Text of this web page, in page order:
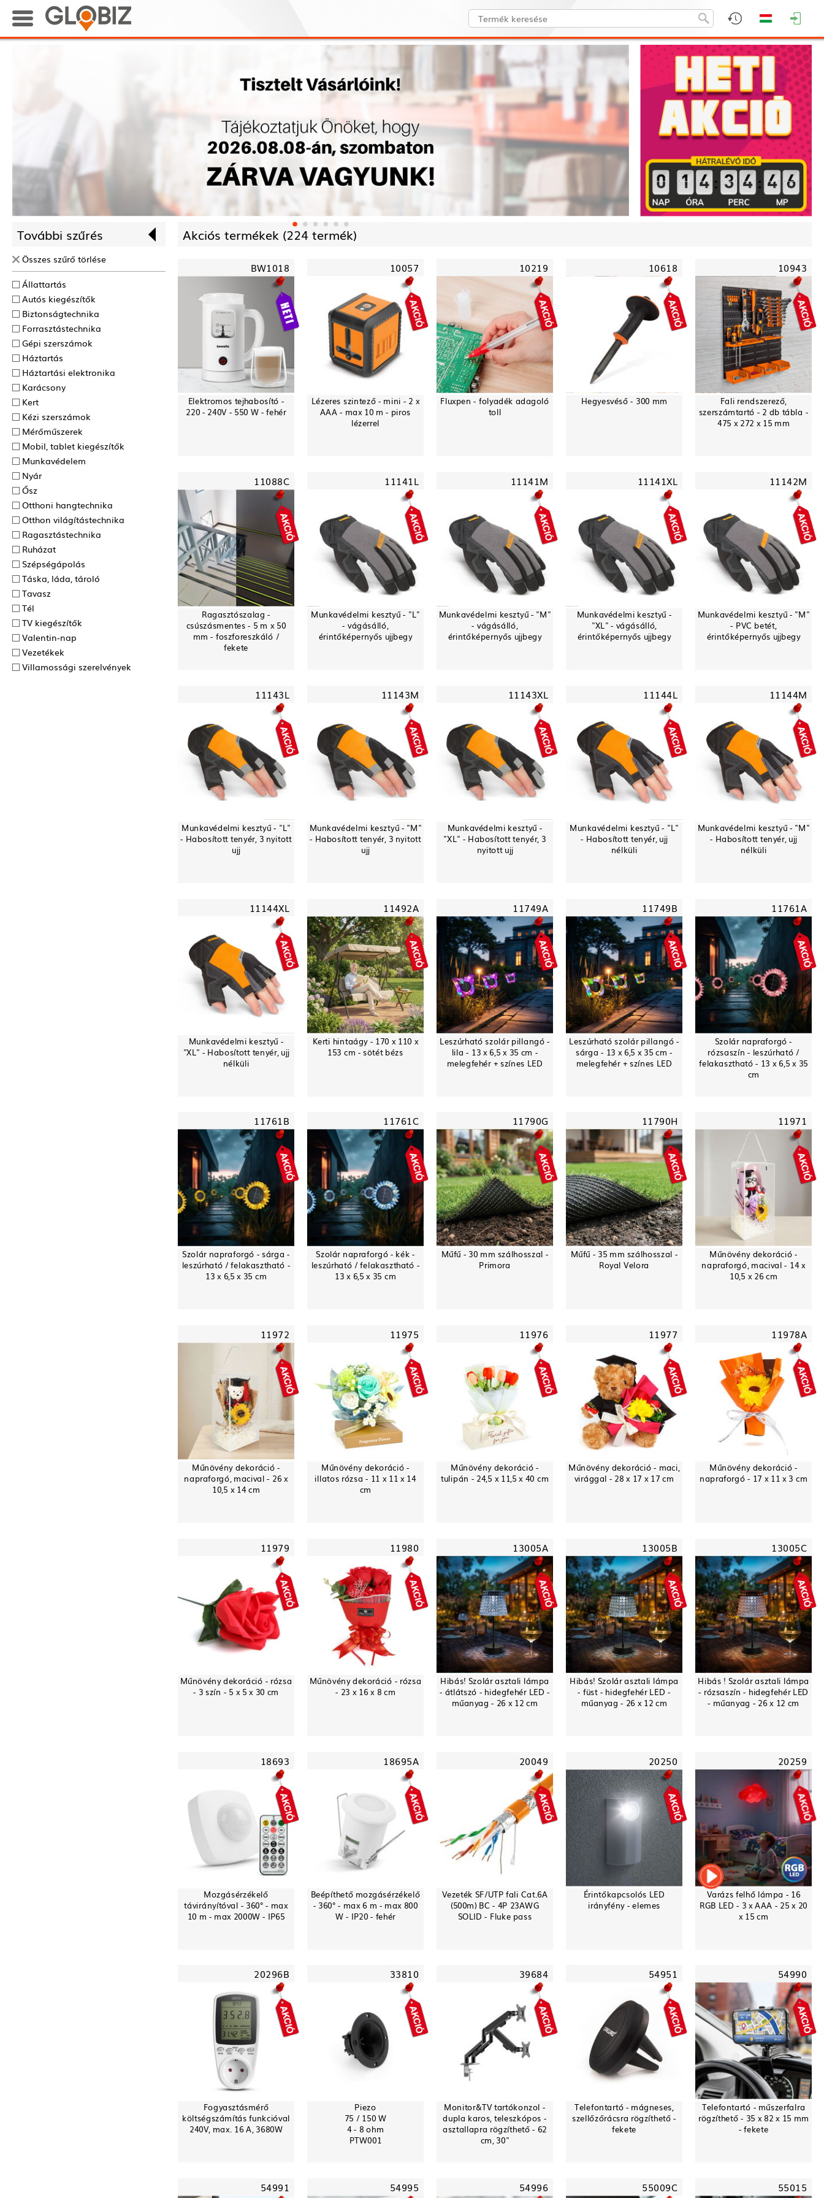
: :
További szűrés
Összes szűrő törlése
Állattartás
Autós kiegészítők
Biztonságtechnika
Forrasztás­technika
Gépi szerszámok
Háztartás
Háztartási elektronika
Karácsony
Kert
Kézi szerszámok
Mérőműszerek
Mobil, tablet kiegészítők
Munkavédelem
Nyár
Ősz
Otthoni hangtechnika
Otthon világítástechnika
Ragasztás­technika
Ruházat
Szépségápolás
Táska, láda, tároló
Tavasz
Tél
TV kiegészítők
Valentin-nap
Vezetékek
Villamossági szerelvények
Akciós termékek (224 termék)
BW1018
Elektromos tejhabosító -
220 - 240V - 550 W - fehér
10057
Lézeres szintező - mini - 2 x
AAA - max 10 m - piros
lézerrel
10219
Fluxpen - folyadék adagoló
toll
10618
Hegyesvéső - 300 mm
10943
Fali rendszerező,
szerszámtartó - 2 db tábla -
475 x 272 x 15 mm
11088C
Ragasztószalag -
csúszásmentes - 5 m x 50
mm - foszforeszkáló /
fekete
11141L
Munkavédelmi kesztyű - "L"
- vágásálló,
érintőképernyős ujjbegy
11141M
Munkavédelmi kesztyű - "M"
- vágásálló,
érintőképernyős ujjbegy
11141XL
Munkavédelmi kesztyű -
"XL" - vágásálló,
érintőképernyős ujjbegy
11142M
Munkavédelmi kesztyű - "M"
- PVC betét,
érintőképernyős ujjbegy
11143L
Munkavédelmi kesztyű - "L"
- Habosított tenyér, 3 nyitott
ujj
11143M
Munkavédelmi kesztyű - "M"
- Habosított tenyér, 3 nyitott
ujj
11143XL
Munkavédelmi kesztyű -
"XL" - Habosított tenyér, 3
nyitott ujj
11144L
Munkavédelmi kesztyű - "L"
- Habosított tenyér, ujj
nélküli
11144M
Munkavédelmi kesztyű - "M"
- Habosított tenyér, ujj
nélküli
11144XL
Munkavédelmi kesztyű -
"XL" - Habosított tenyér, ujj
nélküli
11492A
Kerti hintaágy - 170 x 110 x
153 cm - sötét bézs
11749A
Leszúrható szolár pillangó -
lila - 13 x 6,5 x 35 cm -
melegfehér + színes LED
11749B
Leszúrható szolár pillangó -
sárga - 13 x 6,5 x 35 cm -
melegfehér + színes LED
11761A
Szolár napraforgó -
rózsaszín - leszúrható /
felakasztható - 13 x 6,5 x 35
cm
11761B
Szolár napraforgó - sárga -
leszúrható / felakasztható -
13 x 6,5 x 35 cm
11761C
Szolár napraforgó - kék -
leszúrható / felakasztható -
13 x 6,5 x 35 cm
11790G
Műfű - 30 mm szálhosszal -
Primora
11790H
Műfű - 35 mm szálhosszal -
Royal Velora
11971
Műnövény dekoráció -
napraforgó, macival - 14 x
10,5 x 26 cm
11972
Műnövény dekoráció -
napraforgó, macival - 26 x
10,5 x 14 cm
11975
Műnövény dekoráció -
illatos rózsa - 11 x 11 x 14
cm
11976
Műnövény dekoráció -
tulipán - 24,5 x 11,5 x 40 cm
11977
Műnövény dekoráció - maci,
virággal - 28 x 17 x 17 cm
11978A
Műnövény dekoráció -
napraforgó - 17 x 11 x 3 cm
11979
Műnövény dekoráció - rózsa
- 3 szín - 5 x 5 x 30 cm
11980
Műnövény dekoráció - rózsa
- 23 x 16 x 8 cm
13005A
Hibás! Szolár asztali lámpa
- átlátszó - hidegfehér LED -
műanyag - 26 x 12 cm
13005B
Hibás! Szolár asztali lámpa
- füst - hidegfehér LED -
műanyag - 26 x 12 cm
13005C
Hibás ! Szolár asztali lámpa
- rózsaszín - hidegfehér LED
- műanyag - 26 x 12 cm
18693
Mozgásérzékelő
távirányítóval - 360° - max
10 m - max 2000W - IP65
18695A
Beépíthető mozgásérzékelő
- 360° - max 6 m - max 800
W - IP20 - fehér
20049
Vezeték SF/UTP fali Cat.6A
(500m) BC - 4P 23AWG
SOLID - Fluke pass
20250
Érintőkapcsolós LED
irányfény - elemes
20259
Varázs felhő lámpa - 16
RGB LED - 3 x AAA - 25 x 20
x 15 cm
20296B
Fogyasztásmérő
költségszámítás funkcióval
240V, max. 16 A, 3680W
33810
Piezo
75 / 150 W
4 - 8 ohm
PTW001
39684
Monitor&TV tartókonzol -
dupla karos, teleszkópos -
asztallapra rögzíthető - 62
cm, 30"
54951
Telefontartó - mágneses,
szellőzőrácsra rögzíthető -
fekete
54990
Telefontartó - műszerfalra
rögzíthető - 35 x 82 x 15 mm
- fekete
54991 54995 54996 55009C 55015